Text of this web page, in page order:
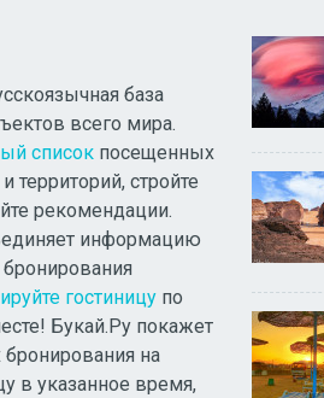
база
всего мира.
список посещенных
территорий, стройте
рекомендации.
информацию
гостиницу по
Букай.Ру покажет
на
в указанное время,